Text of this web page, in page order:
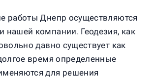
работы Днепр осуществляются
нашей компании. Геодезия, как
давно существует как
время определенные
для решения